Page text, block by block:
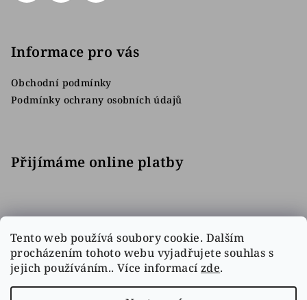
Tento web používá soubory cookie. Dalším
procházením tohoto webu vyjadřujete souhlas s
jejich používáním.. Více informací zde.
Informace pro vás
Obchodní podmínky
Podmínky ochrany osobních údajů
Přijímáme online platby
Facebook